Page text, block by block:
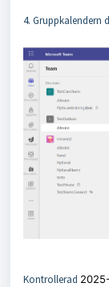
4. Gruppkalendern
Kontrollerad